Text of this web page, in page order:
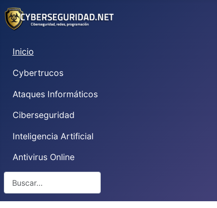
Inicio
Cybertrucos
Ataques Informáticos
Ciberseguridad
Inteligencia Artificial
Antivirus Online